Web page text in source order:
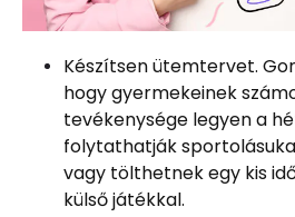
Készítsen ütemtervet.
hogy gyermekeinek
tevékenysége legyen a
folytathatják
vagy tölthetnek egy kis
külső játékkal.